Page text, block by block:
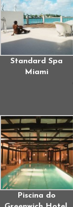
Standard Spa
Miami
Piscina do